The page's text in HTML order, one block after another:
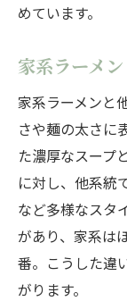
めています。
家系ラーメ
家系ラーメンと
さや麺の太さに
た濃厚なスープ
に対し、他系統
など多様なスタ
があり、家系は
番。こうした違
がります。